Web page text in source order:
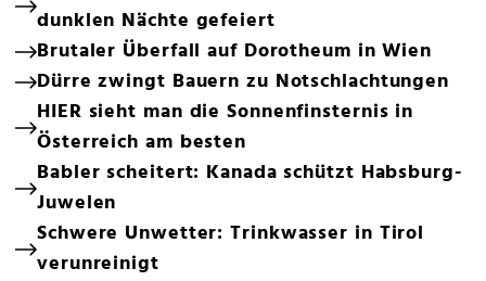
dunklen Nächte gefeiert
Brutaler Überfall auf Dorotheum in Wien
Dürre zwingt Bauern zu Notschlachtungen
HIER sieht man die Sonnenfinsternis in
Österreich am besten
Babler scheitert: Kanada schützt Habsburg-
Juwelen
Schwere Unwetter: Trinkwasser in Tirol
verunreinigt